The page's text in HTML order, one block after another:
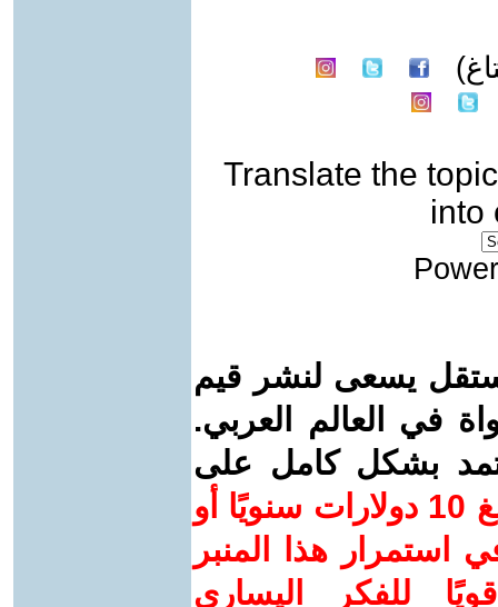
Translate the topic
into
يسعى لنشر قيم
في العالم العربي.
بشكل كامل على
ساهم/ي معنا! بدعمكم بمبلغ 10 دولارات سنويًا أو
استمرار هذا المنبر
للفكر اليساري